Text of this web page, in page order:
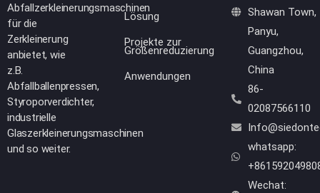
Shawan Town,
Panyu,
Guangzhou,
China
86-
02087566110
whatsapp:
Wechat:
Lösung
Projekte zur
Größenreduzierung
Anwendungen
Abfallzerkleinerungsmaschinen
für die
Zerkleinerung
anbietet, wie
z.B.
Abfallballenpressen,
Styroporverdichter,
industrielle
Glaszerkleinerungsmaschinen
und so weiter.